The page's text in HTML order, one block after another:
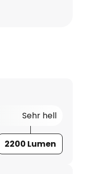
Sehr hell
2200 Lumen